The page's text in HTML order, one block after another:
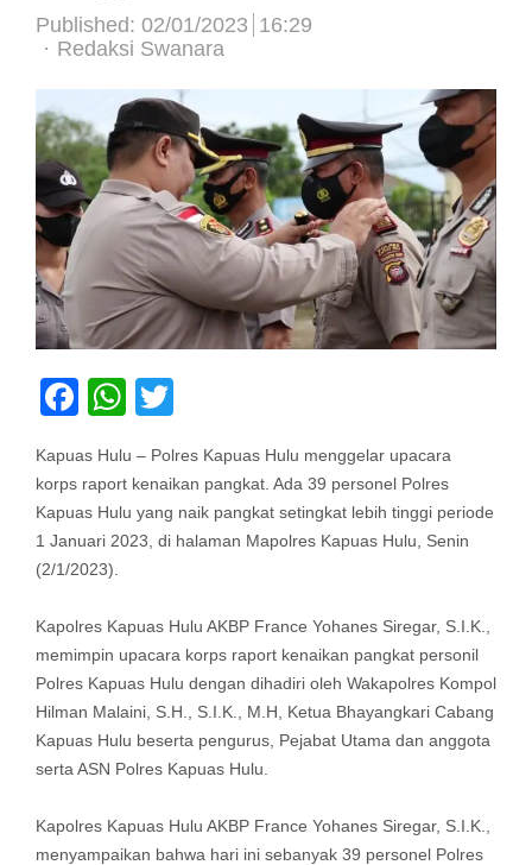
Published: 02/01/2023 16:29
Author
Redaksi Swanara
Facebook
WhatsApp
Twitter
Kapuas Hulu – Polres Kapuas Hulu menggelar upacara
korps raport kenaikan pangkat. Ada 39 personel Polres
Kapuas Hulu yang naik pangkat setingkat lebih tinggi periode
1 Januari 2023, di halaman Mapolres Kapuas Hulu, Senin
(2/1/2023).
Kapolres Kapuas Hulu AKBP France Yohanes Siregar, S.I.K.,
memimpin upacara korps raport kenaikan pangkat personil
Polres Kapuas Hulu dengan dihadiri oleh Wakapolres Kompol
Hilman Malaini, S.H., S.I.K., M.H, Ketua Bhayangkari Cabang
Kapuas Hulu beserta pengurus, Pejabat Utama dan anggota
serta ASN Polres Kapuas Hulu.
Kapolres Kapuas Hulu AKBP France Yohanes Siregar, S.I.K.,
menyampaikan bahwa hari ini sebanyak 39 personel Polres